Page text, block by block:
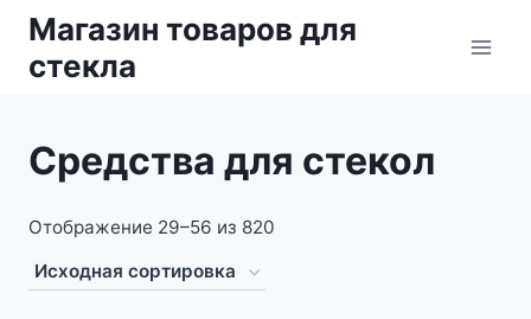
Перейти
содержимому
Магазин товаров для
стекла
Средства для стекол
Отображение 29–56 из 820